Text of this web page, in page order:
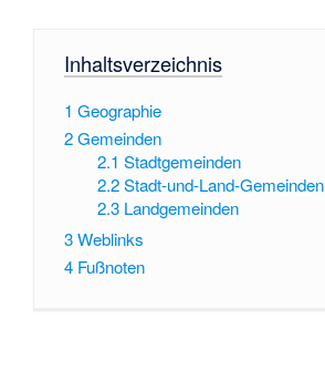
Inhaltsverzeichnis
1 Geographie
2Gemeinden
2.1 Stadtgemeinden
2.2 Stadt-und-Land-Gemeinden
2.3 Landgemeinden
3Weblinks
4 Fußnoten